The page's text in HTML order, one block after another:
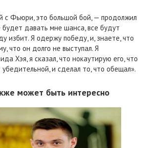
с Фьюри, это большой бой, — продолжил
давать мне шанса, все будут
избит. Я одержу победу, и, знаете, что
что он долго не выступал. Я
Хэя, я сказал, что нокаутирую его, что
и сделал то, что обещал».
может быть интересно